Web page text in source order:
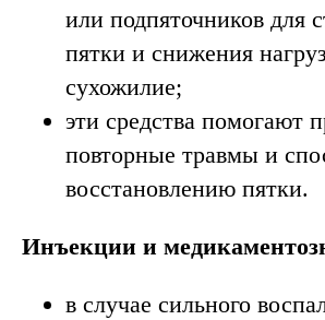
или подпяточников для
пятки и снижения
сухожилие;
эти средства помогают
повторные травмы и
восстановлению пятки.
Инъекции и
в случае сильного